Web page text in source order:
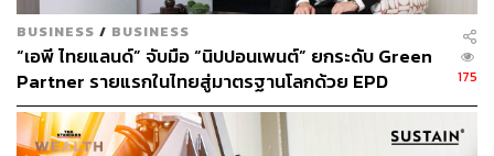
ภูริตา บุญล้อม
Beauty Editor | THE STANDARD LIFE
BUSINESS / BUSINESS
“เอพี ไทยแลนด์” จับมือ “นิปปอนเพนต์” ยกระดับ Green
Partner รายแรกในไทยสู่มาตรฐานโลกด้วย EPD
International พร้อมชูแนวคิด Global Standards for
Global Sustainable Living ส่งมอบบ้านคุณภาพ ลด
175